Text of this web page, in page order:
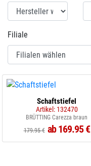
Filiale
Schaftstiefel
Artikel: 132470
BRÜTTING Carezza braun
179.95 € ab 169.95 €